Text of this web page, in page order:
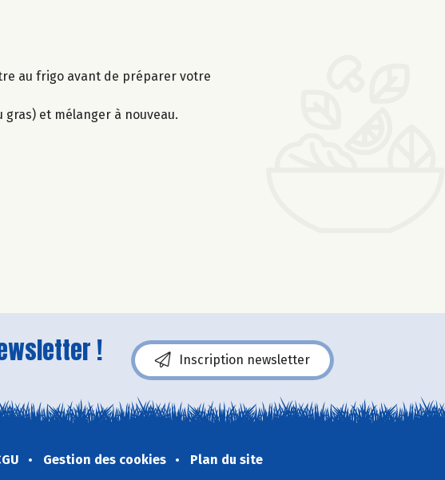
au frigo avant de préparer votre
et mélanger à nouveau.
! Inscription newsletter
Gestion des cookies Plan du site